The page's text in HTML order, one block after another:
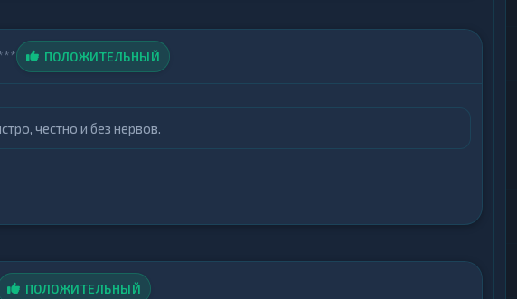
ПОЛОЖИТЕЛЬНЫЙ
честно и без нервов.
ПОЛОЖИТЕЛЬНЫЙ